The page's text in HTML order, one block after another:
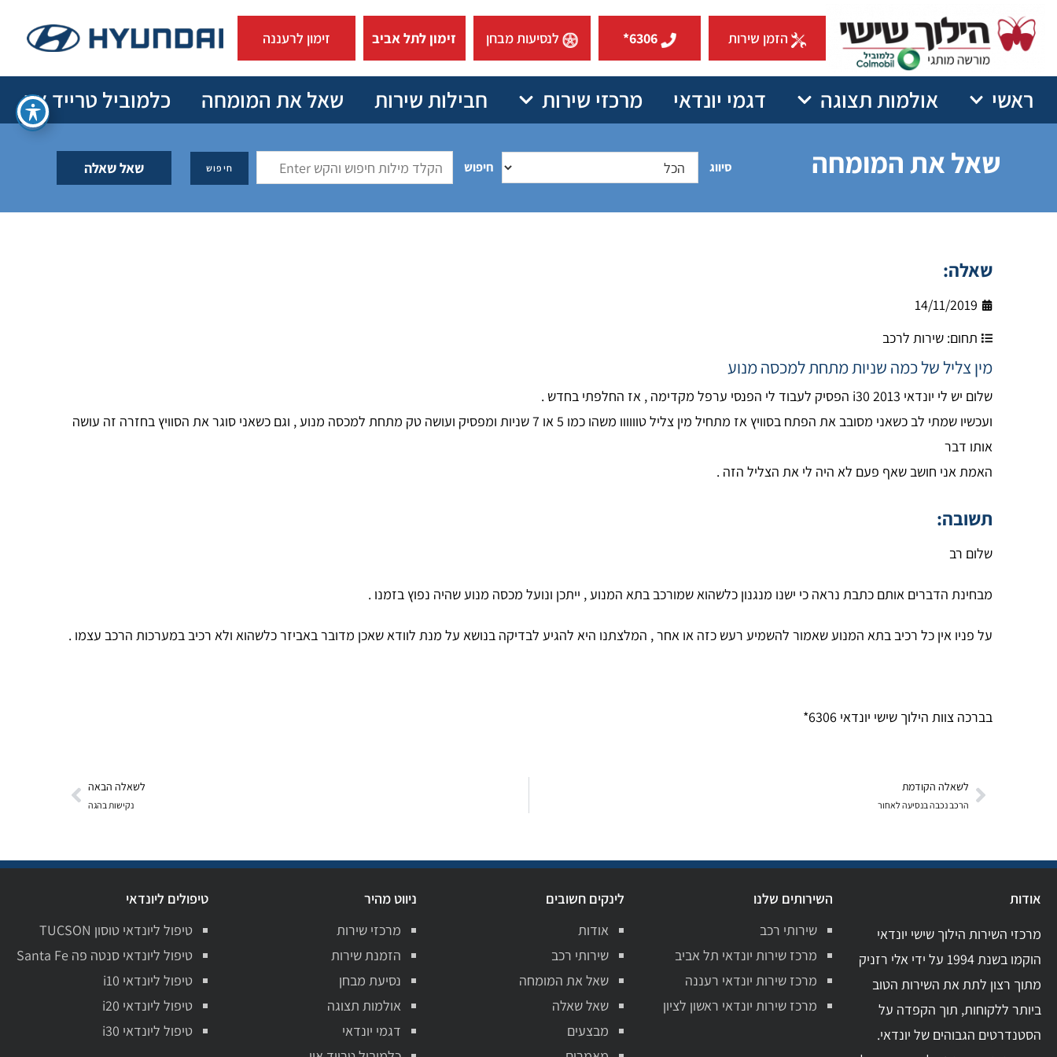
הזמן שירות 6306* לנסיעות מבחן זימון לתל אביב זימון לרעננה
ראשי אולמות תצוגה דגמי יונדאי מרכזי שירות חבילות שירות שאל את המומחה כלמוביל טרייד אין
שאל את המומחה סיווג חיפוש שאל שאלה
שאלה:
14/11/2019
תחום: שירות לרכב
מין צליל של כמה שניות מתחת למכסה מנוע
שלום יש לי יונדאי i30 2013 הפסיק לעבוד לי הפנסי ערפל מקדימה , אז החלפתי בחדש .
ועכשיו שמתי לב כשאני מסובב את הפתח בסוויץ אז מתחיל מין צליל טוווווו משהו כמו 5 או 7 שניות ומפסיק ועושה טק מתחת למכסה מנוע , וגם כשאני סוגר את הסוויץ בחזרה זה עושה
אותו דבר
האמת אני חושב שאף פעם לא היה לי את הצליל הזה .
תשובה:
שלום רב
מבחינת הדברים אותם כתבת נראה כי ישנו מנגנון כלשהוא שמורכב בתא המנוע , ייתכן ונועל מכסה מנוע שהיה נפוץ בזמנו .
על פניו אין כל רכיב בתא המנוע שאמור להשמיע רעש כזה או אחר , המלצתנו היא להגיע לבדיקה בנושא על מנת לוודא שאכן מדובר באביזר כלשהוא ולא רכיב במערכות הרכב עצמו .
בברכה צוות הילוך שישי יונדאי 6306*
לשאלה הקודמת
הרכב נכבה בנסיעה לאחור
לשאלה הבאה
נקישות בהגה
אודות
מרכזי השירות הילוך שישי יונדאי
הוקמו בשנת 1994 על ידי אלי רזניק
מתוך רצון לתת את השירות הטוב
ביותר ללקוחות, תוך הקפדה על
הסטנדרטים הגבוהים של יונדאי.
השירותים שלנו
שירותי רכב
מרכז שירות יונדאי תל אביב
מרכז שירות יונדאי רעננה
מרכז שירות יונדאי ראשון לציון
לינקים חשובים
אודות
שירותי רכב
שאל את המומחה
שאל שאלה
מבצעים
ניווט מהיר
מרכזי שירות
הזמנת שירות
נסיעת מבחן
אולמות תצוגה
דגמי יונדאי
טיפולים ליונדאי
טיפול ליונדאי טוסון TUCSON
טיפול ליונדאי סנטה פה Santa Fe
טיפול ליונדאי i10
טיפול ליונדאי i20
טיפול ליונדאי i30